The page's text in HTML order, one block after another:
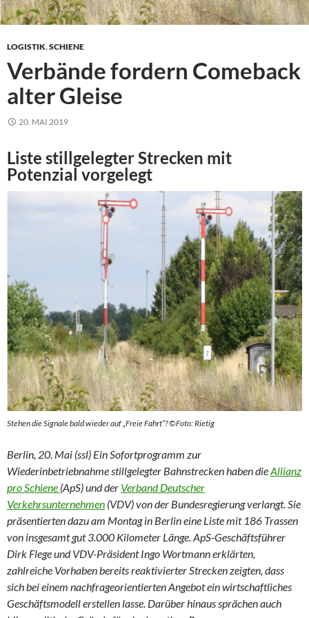
LOGISTIK,SCHIENE
Verbände fordern Comeback
alter Gleise
20. MAI 2019
Liste stillgelegter Strecken mit
Potenzial vorgelegt
Stehen die Signale bald wieder auf „Freie Fahrt“? ©Foto: Rietig
Berlin, 20. Mai (ssl) Ein Sofortprogramm zur
Wiederinbetriebnahme stillgelegter Bahnstrecken haben dieAllianz
pro Schiene (ApS) und der Verband Deutscher
Verkehrsunternehmen (VDV) von der Bundesregierung verlangt. Sie
präsentierten dazu am Montag in Berlin eine Liste mit 186 Trassen
von insgesamt gut 3.000 Kilometer Länge. ApS-Geschäftsführer
Dirk Flege und VDV-Präsident Ingo Wortmann erklärten,
zahlreiche Vorhaben bereits reaktivierter Strecken zeigten, dass
sich bei einem nachfrageorientierten Angebot ein wirtschaftliches
Geschäftsmodell erstellen lasse. Darüber hinaus sprächen auch